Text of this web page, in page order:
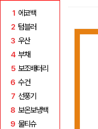
1 에코백
2 텀블러
3 우산
4 부채
5 보조배터리
6 수건
7 선풍기
8 보온보냉백
9 물티슈